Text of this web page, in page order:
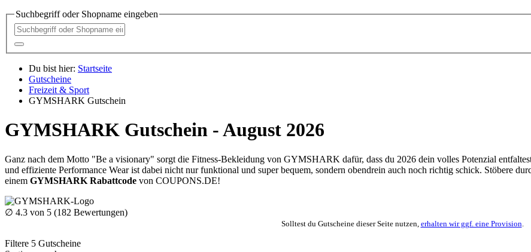
Suchbegriff oder Shopname eingeben
Du bist hier: Startseite
Gutscheine
Freizeit & Sport
GYMSHARK Gutschein
GYMSHARK Gutschein - August 2026
Ganz nach dem Motto "Be a visionary" sorgt die Fitness-Bekleidung von GYMSHARK dafür, dass du 2026 dein volles Potenzial
und effiziente Performance Wear ist dabei nicht nur funktional und super bequem, sondern obendrein auch noch richtig schick. Stöbere
einem GYMSHARK Rabattcode von COUPONS.DE!
∅ 4.3 von 5 (182 Bewertungen)
Solltest du Gutscheine dieser Seite nutzen, erhalten wir ggf. eine Provision
Filtere 5 Gutscheine